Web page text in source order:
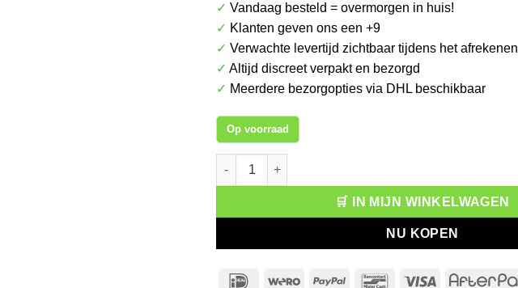
✓ Vandaag besteld = overmorgen in huis!
✓ Klanten geven ons een +9
✓ Verwachte levertijd zichtbaar tijdens het afrekenen
✓ Altijd discreet verpakt en bezorgd
✓ Meerdere bezorgopties via DHL beschikbaar
Op voorraad
Syoss Haarspray Strong 4 aantal
🛒 IN MIJN WINKELWAGEN
NU KOPEN
IDeal Wero PayPal Bancontact
Visa